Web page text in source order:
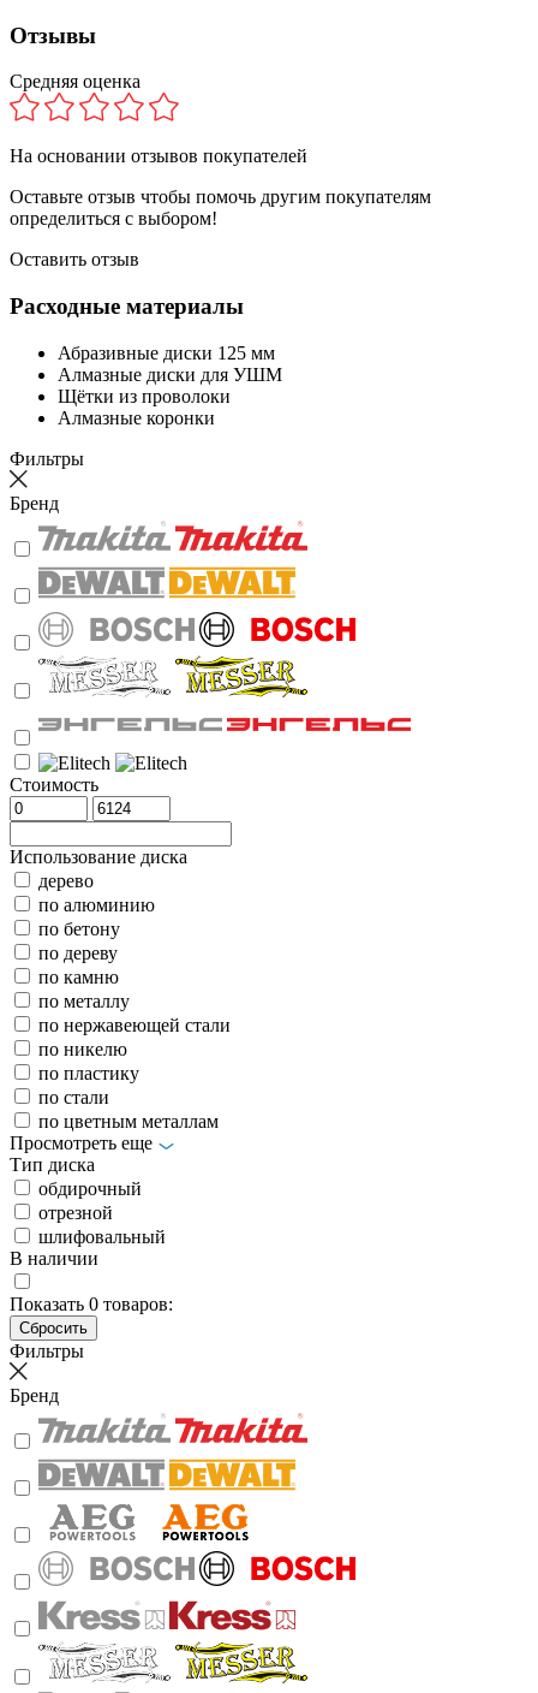
Отзывы
Средняя оценка
На основании отзывов покупателей
Оставьте отзыв чтобы помочь другим покупателям
определиться с выбором!
Оставить отзыв
Расходные материалы
Абразивные диски 125 мм
Алмазные диски для УШМ
Щётки из проволоки
Алмазные коронки
Фильтры
Бренд
Стоимость
Использование диска
дерево
по алюминию
по бетону
по дереву
по камню
по металлу
по нержавеющей стали
по никелю
по пластику
по стали
по цветным металлам
Просмотреть еще
Тип диска
обдирочный
отрезной
шлифовальный
В наличии
Показать 0 товаров:
Фильтры
Бренд